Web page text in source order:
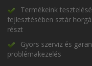
Termékeink
fejlesztésében sztár
részt
Gyors szerviz és
problémakezelés